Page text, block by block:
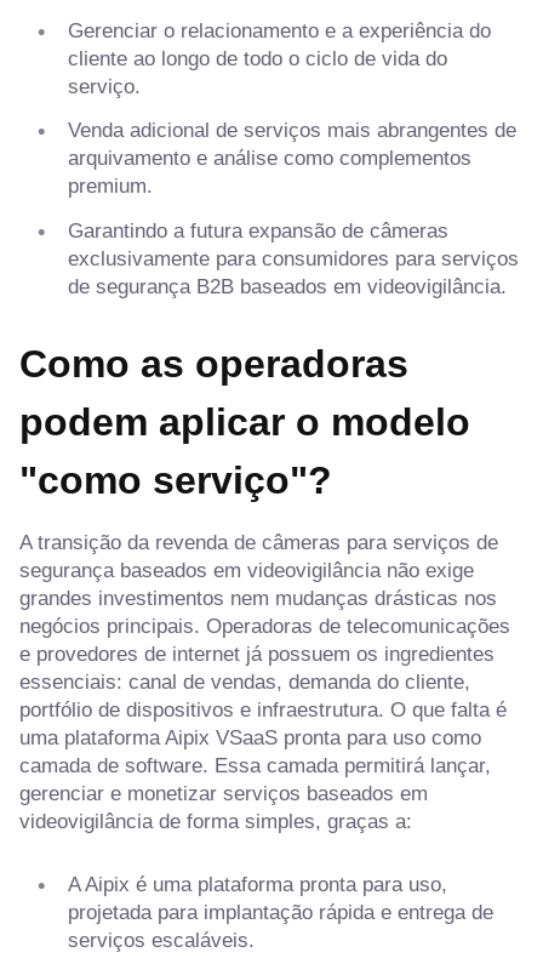
Gerenciar o relacionamento e a experiência do
cliente ao longo de todo o ciclo de vida do
serviço.
Venda adicional de serviços mais abrangentes de
arquivamento e análise como complementos
premium.
Garantindo a futura expansão de câmeras
exclusivamente para consumidores para serviços
de segurança B2B baseados em videovigilância.
Como as operadoras
podem aplicar o modelo
"como serviço"?
A transição da revenda de câmeras para serviços de
segurança baseados em videovigilância não exige
grandes investimentos nem mudanças drásticas nos
negócios principais. Operadoras de telecomunicações
e provedores de internet já possuem os ingredientes
essenciais: canal de vendas, demanda do cliente,
portfólio de dispositivos e infraestrutura. O que falta é
uma plataforma Aipix VSaaS pronta para uso como
camada de software. Essa camada permitirá lançar,
gerenciar e monetizar serviços baseados em
videovigilância de forma simples, graças a:
A Aipix é uma plataforma pronta para uso,
projetada para implantação rápida e entrega de
serviços escaláveis.